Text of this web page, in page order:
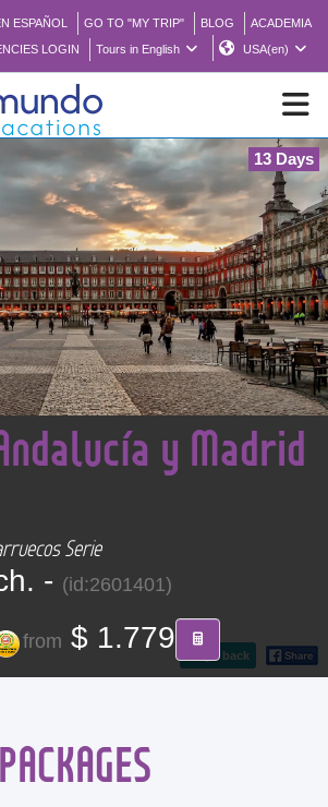
ESPAÑOL GO TO "MY TRIP" BLOG
ACADEMIA
LOGIN
Tours in English USA(en)
NEW
BROCHURE PDF
WHERE TO BUY
FEATURED
ABOUT US
13 Days
go back
y Madrid
Serie
- (id:2601401)
from $ 1.779
PACKAGES